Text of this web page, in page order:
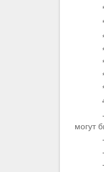
могут